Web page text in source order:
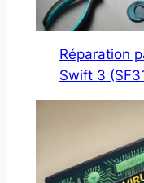
Réparation
Swift 3